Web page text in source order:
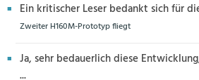
Ein kritischer Leser bedankt sich für
Zweiter H160M-Prototyp fliegt
Ja, sehr bedauerlich diese
...